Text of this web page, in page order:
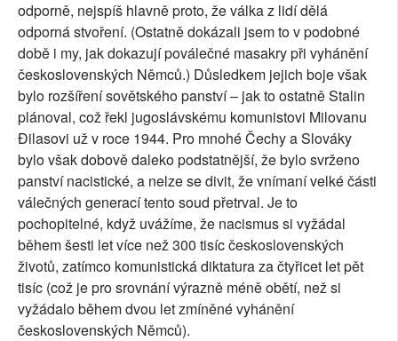
odporně, nejspíš hlavně proto, že válka z lidí dělá
odporná stvoření. (Ostatně dokázali jsem to v podobné
době i my, jak dokazují poválečné masakry při vyhánění
československých Němců.) Důsledkem jejich boje však
bylo rozšíření sovětského panství – jak to ostatně Stalin
plánoval, což řekl jugoslávskému komunistovi Milovanu
Đilasovi už v roce 1944. Pro mnohé Čechy a Slováky
bylo však dobově daleko podstatnější, že bylo svrženo
panství nacistické, a nelze se divit, že vnímaní velké části
válečných generací tento soud přetrval. Je to
pochopitelné, když uvážíme, že nacismus si vyžádal
během šesti let více než 300 tisíc československých
životů, zatímco komunistická diktatura za čtyřicet let pět
tisíc (což je pro srovnání výrazně méně obětí, než si
vyžádalo během dvou let zmíněné vyhánění
československých Němců).